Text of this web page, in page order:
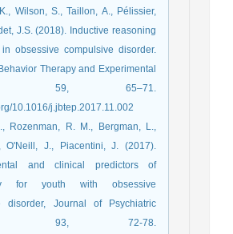
Wilson, S., Taillon, A., Pélissier,
J.S. (2018). Inductive reasoning
obsessive compulsive disorder.
Therapy and Experimental
59, 65–71.
10.1016/j.jbtep.2017.11.002
Rozenman, R. M., Bergman, L.,
O'Neill, J., Piacentini, J. (2017).
and clinical predictors of
for youth with obsessive
disorder, Journal of Psychiatric
93, 72-78.